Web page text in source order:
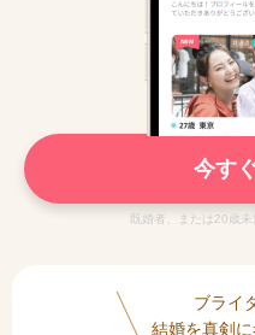
今す
既婚者、または20歳
ブライ
結婚を真剣